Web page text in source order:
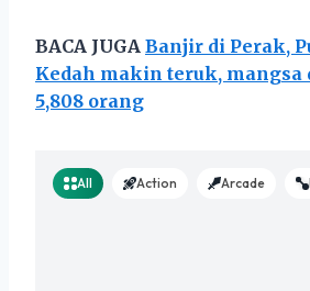
BACA JUGA Banjir di Perak,
Kedah makin teruk, mangsa
5,808 orang